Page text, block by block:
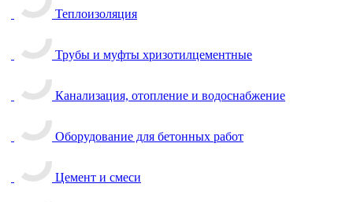
Теплоизоляция
Трубы и муфты хризотилцементные
Канализация, отопление и водоснабжение
Оборудование для бетонных работ
Цемент и смеси